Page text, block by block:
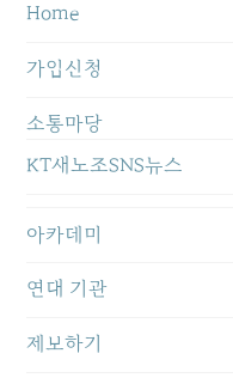
Home
가입신청
소통마당
KT새노조SNS뉴스
아카데미
연대 기관
제보하기